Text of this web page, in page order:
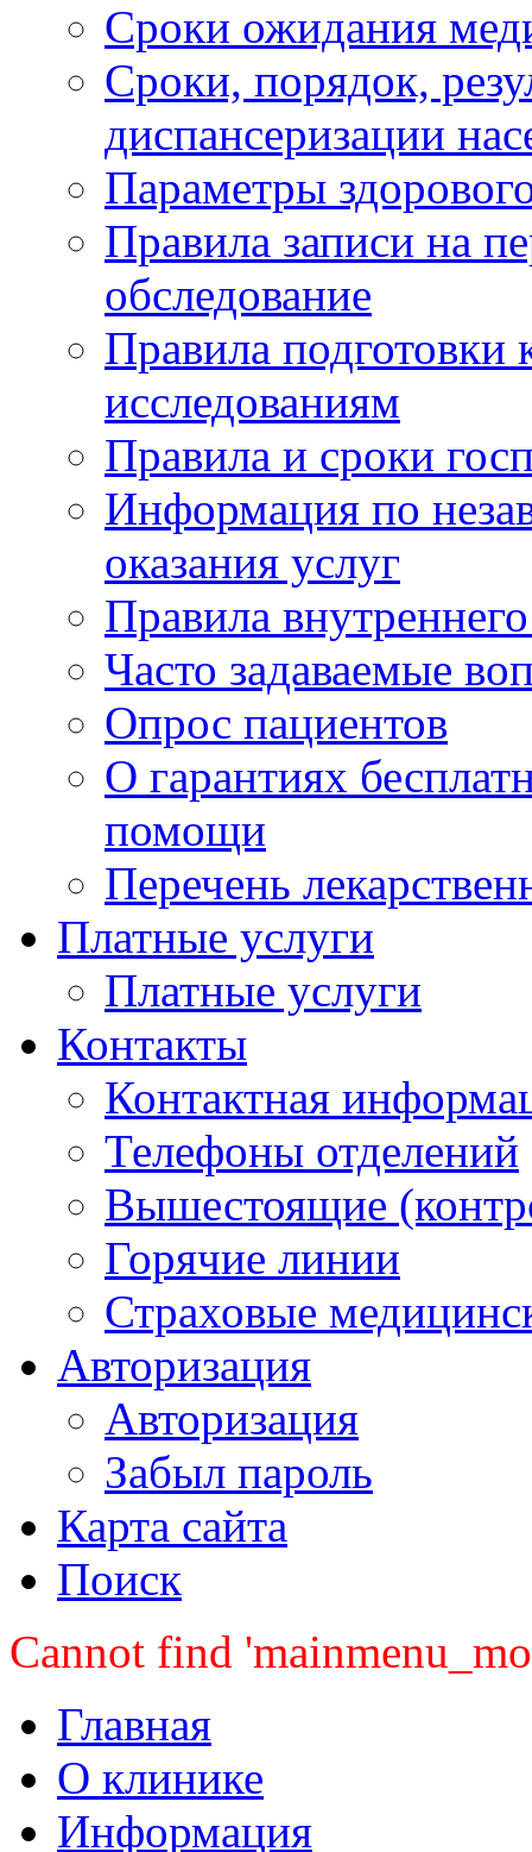
Сроки ожидания
Сроки, порядок,
диспансеризации
Параметры
Правила записи на
обследование
Правила подготовки
исследованиям
Правила и сроки
Информация по
оказания услуг
Правила
Часто задаваемые
Опрос пациентов
О гарантиях
помощи
Перечень
Платные услуги
Платные услуги
Контакты
Контактная
Телефоны отделений
Вышестоящие
Горячие линии
Страховые
Авторизация
Авторизация
Забыл пароль
Карта сайта
Поиск
Cannot find
Главная
О клинике
Информация